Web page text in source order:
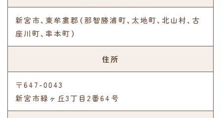
新宮市、東牟婁郡（那智勝浦町、太地町、北山村、古
座川町、串本町）
住所
〒647-0043
新宮市緑ヶ丘3丁目2番64号